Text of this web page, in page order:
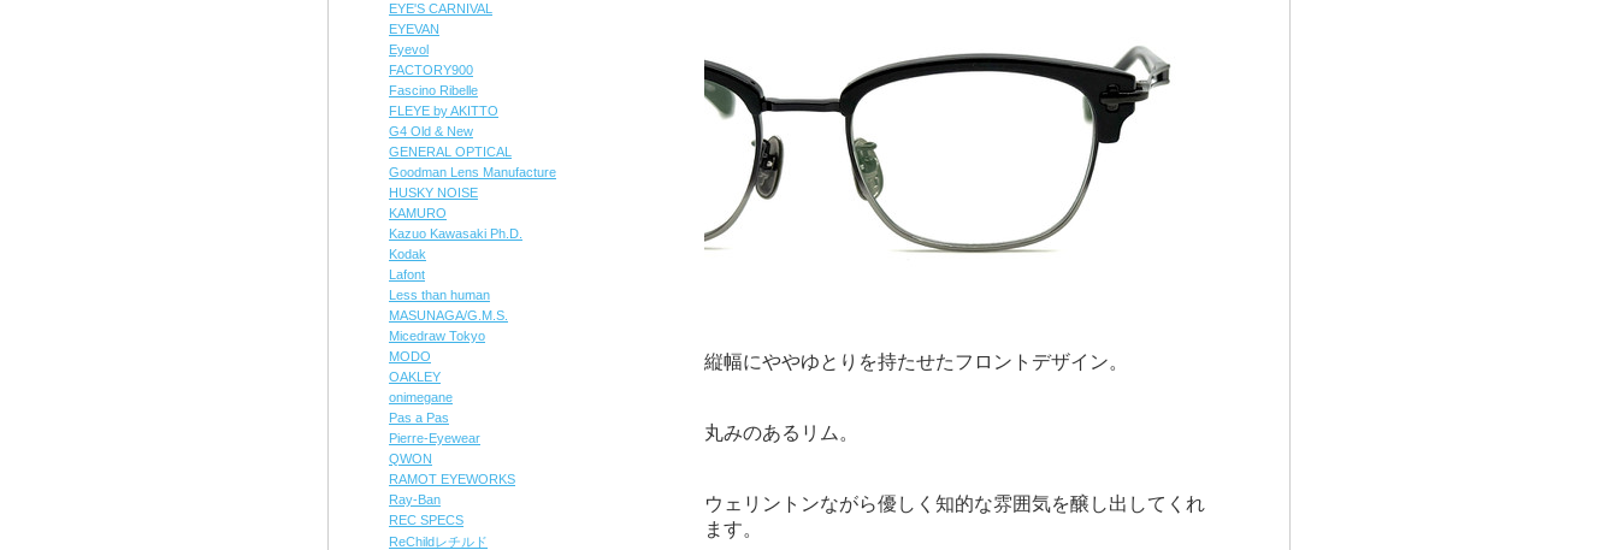
EYE'S CARNIVAL
EYEVAN
Eyevol
FACTORY900
Fascino Ribelle
FLEYE by AKITTO
G4 Old & New
GENERAL OPTICAL
Goodman Lens Manufacture
HUSKY NOISE
KAMURO
Kazuo Kawasaki Ph.D.
Kodak
Lafont
Less than human
MASUNAGA/G.M.S.
Micedraw Tokyo
MODO
OAKLEY
onimegane
Pas a Pas
Pierre-Eyewear
QWON
RAMOT EYEWORKS
Ray-Ban
REC SPECS
ReChildレチルド
縦幅にややゆとりを持たせたフロントデザイン。
丸みのあるリム。
ウェリントンながら優しく知的な雰囲気を醸し出してくれ
ます。